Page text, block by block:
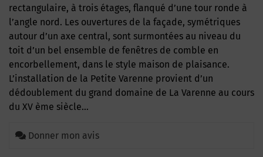
rectangulaire, à trois étages, flanqué d’une tour ronde à
l’angle nord. Les ouvertures de la façade, symétriques
autour d’un axe central, sont surmontées au niveau du
toit d’un bel ensemble de fenêtres de comble en
encorbellement, dans le style maison de plaisance.
L’installation de la Petite Varenne provient d’un
dédoublement du grand domaine de La Varenne au cours
du XV ème siècle…
Donner mon avis